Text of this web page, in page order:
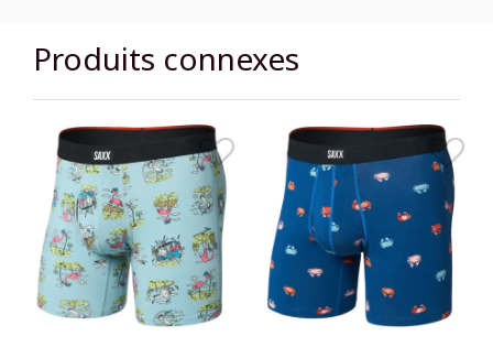
Produits connexes